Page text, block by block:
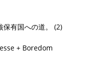
保有国への道。 (2)
+ Boredom